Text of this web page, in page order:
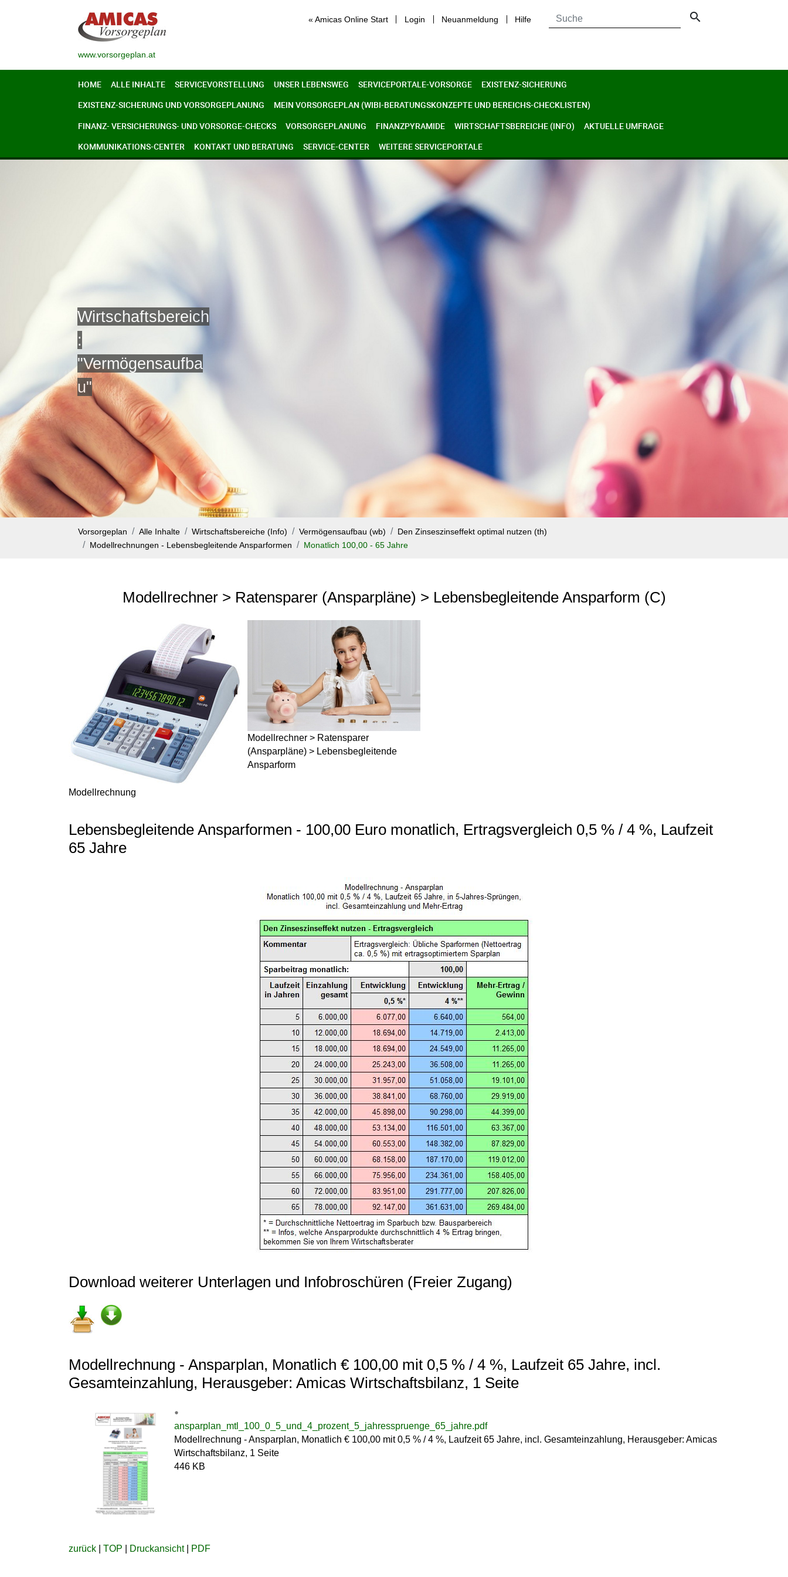
« Amicas Online Start Login Neuanmeldung Hilfe search
www.vorsorgeplan.at
HOME ALLE INHALTE SERVICEVORSTELLUNG UNSER LEBENSWEG SERVICEPORTALE-VORSORGE
EXISTENZ-SICHERUNG
EXISTENZ-SICHERUNG UND VORSORGEPLANUNG
MEIN VORSORGEPLAN (WIBI-BERATUNGSKONZEPTE UND BEREICHS-CHECKLISTEN)
FINANZ- VERSICHERUNGS- UND VORSORGE-CHECKS
VORSORGEPLANUNG FINANZPYRAMIDE WIRTSCHAFTSBEREICHE (INFO)
AKTUELLE UMFRAGE
KOMMUNIKATIONS-CENTER
KONTAKT UND BERATUNG SERVICE-CENTER WEITERE SERVICEPORTALE
Wirtschaftsbereich
:
"Vermögensaufba
u"
Vorsorgeplan Alle Inhalte Wirtschaftsbereiche (Info) Vermögensaufbau (wb)
Den Zinseszinseffekt optimal nutzen (th)
Modellrechnungen - Lebensbegleitende Ansparformen
Monatlich 100,00 - 65 Jahre
Modellrechner > Ratensparer (Ansparpläne) > Lebensbegleitende Ansparform (C)
Modellrechnung
Modellrechner > Ratensparer
(Ansparpläne) > Lebensbegleitende
Ansparform
Lebensbegleitende Ansparformen - 100,00 Euro monatlich, Ertragsvergleich 0,5 % / 4 %, Laufzeit
65 Jahre
Download weiterer Unterlagen und Infobroschüren (Freier Zugang)
Modellrechnung - Ansparplan, Monatlich € 100,00 mit 0,5 % / 4 %, Laufzeit 65 Jahre, incl.
Gesamteinzahlung, Herausgeber: Amicas Wirtschaftsbilanz, 1 Seite
ansparplan_mtl_100_0_5_und_4_prozent_5_jahresspruenge_65_jahre.pdf
Modellrechnung - Ansparplan, Monatlich € 100,00 mit 0,5 % / 4 %, Laufzeit 65 Jahre, incl. Gesamteinzahlung, Herausgeber: Amicas
Wirtschaftsbilanz, 1 Seite
446 KB
zurück TOP Druckansicht| PDF